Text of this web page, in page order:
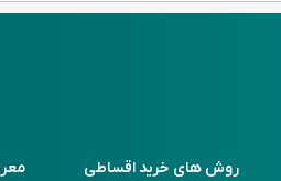
روش های خرید اقساطی